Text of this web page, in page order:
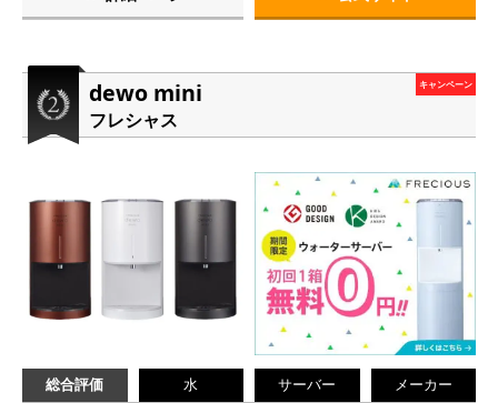
dewo mini
フレシャス
キャンペーン
総合評価 水 サーバー メーカー